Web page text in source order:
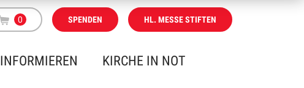
0 SPENDEN HL. MESSE STIFTEN
INFORMIEREN KIRCHE IN NOT